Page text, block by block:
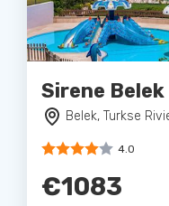
Sirene Belek
Belek, Turkse
4.0
€1083